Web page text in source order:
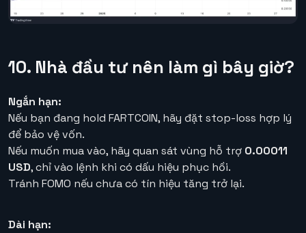
10. Nhà đầu tư nên làm gì bây giờ?
Ngắn hạn:
Nếu bạn đang hold FARTCOIN, hãy đặt stop-loss hợp lý
để bảo vệ vốn.
Nếu muốn mua vào, hãy quan sát vùng hỗ trợ 0.00011
USD, chỉ vào lệnh khi có dấu hiệu phục hồi.
Tránh FOMO nếu chưa có tín hiệu tăng trở lại.
Dài hạn: